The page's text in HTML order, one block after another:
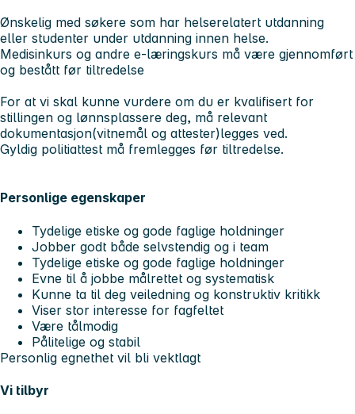
Ønskelig med søkere som har helserelatert utdanning
eller studenter under utdanning innen helse.
Medisinkurs og andre e-læringskurs må være gjennomført
og bestått før tiltredelse
For at vi skal kunne vurdere om du er kvalifisert for
stillingen og lønnsplassere deg, må relevant
dokumentasjon(vitnemål og attester)legges ved.
Gyldig politiattest må fremlegges før tiltredelse.
Personlige egenskaper
Tydelige etiske og gode faglige holdninger
Jobber godt både selvstendig og i team
Tydelige etiske og gode faglige holdninger
Evne til å jobbe målrettet og systematisk
Kunne ta til deg veiledning og konstruktiv kritikk
Viser stor interesse for fagfeltet
Være tålmodig
Pålitelige og stabil
Personlig egnethet vil bli vektlagt
Vi tilbyr